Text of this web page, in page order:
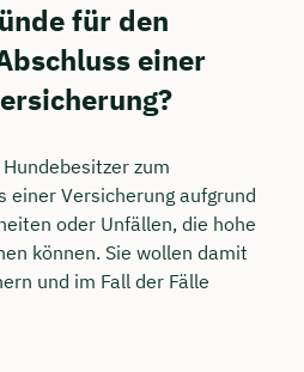
für den
einer
zum
einer Versicherung aufgrund
oder Unfällen, die hohe
können. Sie wollen damit
und im Fall der Fälle